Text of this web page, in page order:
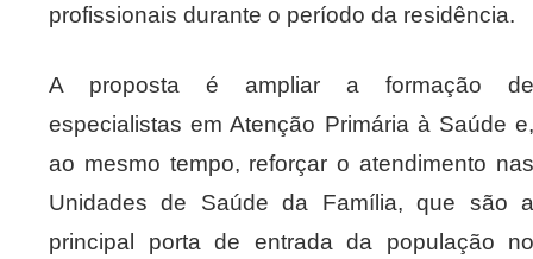
profissionais durante o período da residência.
A proposta é ampliar a formação de
especialistas em Atenção Primária à Saúde e,
ao mesmo tempo, reforçar o atendimento nas
Unidades de Saúde da Família, que são a
principal porta de entrada da população no